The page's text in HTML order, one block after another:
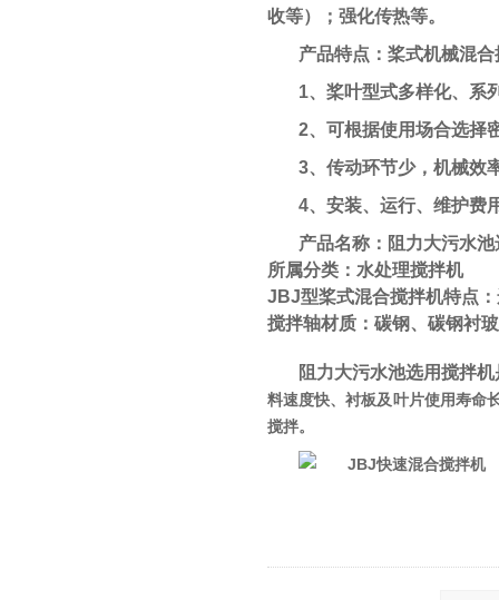
收等）；强化传热等。
产品特点：桨式机械混合
1、桨叶型式多样化、系
2、可根据使用场合选择
3、传动环节少，机械效
4、安装、运行、维护费
产品名称：阻力大污水池
所属分类：水处理搅拌机
JBJ型桨式混合搅拌机特点
搅拌轴材质：碳钢、碳钢衬
阻力大污水池选用搅拌
料速度快、衬板及叶片使用寿命
搅拌。